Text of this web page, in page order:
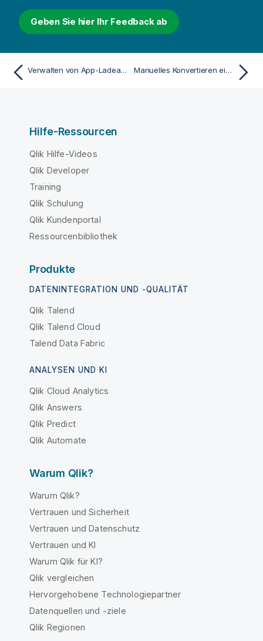
Geben Sie hier Ihr Feedback ab
Verwalten von App-Ladeaufgaben Manuelles Konvertieren eines QlikView Dokuments in eine Qlik Sense App
Hilfe-Ressourcen
Qlik Hilfe-Videos
Qlik Developer
Training
Qlik Schulung
Qlik Kundenportal
Ressourcenbibliothek
Produkte
DATENINTEGRATION UND -QUALITÄT
Qlik Talend
Qlik Talend Cloud
Talend Data Fabric
ANALYSEN UND KI
Qlik Cloud Analytics
Qlik Answers
Qlik Predict
Qlik Automate
Warum Qlik?
Warum Qlik?
Vertrauen und Sicherheit
Vertrauen und Datenschutz
Vertrauen und KI
Warum Qlik für KI?
Qlik vergleichen
Hervorgehobene Technologiepartner
Datenquellen und -ziele
Qlik Regionen